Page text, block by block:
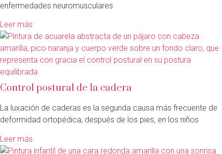
enfermedades neuromusculares
Leer más
Control postural de la cadera
La luxación de caderas es la segunda causa más frecuente de
deformidad ortopédica, después de los pies, en los niños
Leer más